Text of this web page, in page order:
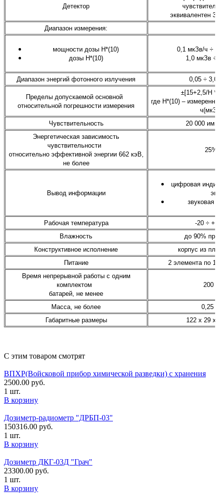
Детектор
эквивалентен
Диапазон измерения:
мощности дозы Н*(10)
дозы Н*(10)
0,1 мкЗв/ч ÷
1,0 мкЗв ÷
Диапазон энергий фотонного излучения 0,05 ÷
Пределы допускаемой основной
относительной погрешности измерения
±[15+2,5/Н
где Н*(10) –
Чувствительность
20 000
Энергетическая зависимость
чувствительности
относительно эффективной энергии 662 кэВ,
не более
25%
Вывод информации
цифровая
звуковая
Рабочая температура
-20 ÷
Влажность
до 90%
Конструктивное исполнение
корпус из
Питание
2 элемента по
Время непрерывной работы с одним
комплектом
батарей, не менее
200 ч
Масса, не более
0,25
Габаритные размеры
122 х 29 х
С этим товаром смотрят
ВПХР(Войсковой прибор химической разведки) с хранения
2500.00 руб.
1 шт.
В корзину
Дозиметр-радиометр "ДРБП-03"
150316.00 руб.
1 шт.
В корзину
Дозиметр ДКГ-03Д "Грач"
23300.00 руб.
1 шт.
В корзину